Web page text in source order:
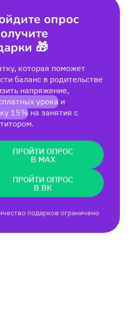
опрос
🎁
которая поможет
баланс в родительстве
напряжение,
урока и
15%на занятия с
ПРОЙТИ ОПРОС
В MAX
ПРОЙТИ ОПРОС
В ВК
подарков ограничено